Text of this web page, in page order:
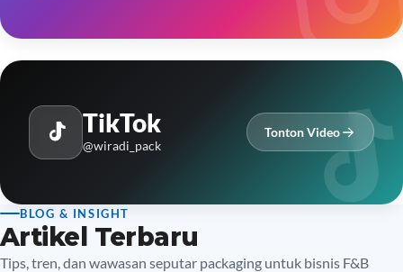
TikTok
@wiradi_pack
Tonton Video
BLOG & INSIGHT
Artikel Terbaru
Tips, tren, dan wawasan seputar packaging untuk bisnis F&B